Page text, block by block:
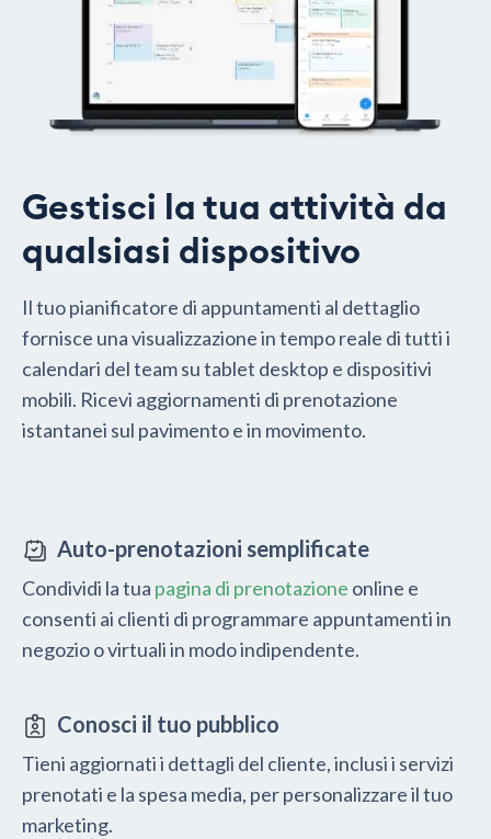
Gestisci la tua attività da
qualsiasi dispositivo
Il tuo pianificatore di appuntamenti al dettaglio
fornisce una visualizzazione in tempo reale di tutti i
calendari del team su tablet desktop e dispositivi
mobili. Ricevi aggiornamenti di prenotazione
istantanei sul pavimento e in movimento.
Auto-prenotazioni semplificate
Condividi la tua pagina di prenotazione online e
consenti ai clienti di programmare appuntamenti in
negozio o virtuali in modo indipendente.
Conosci il tuo pubblico
Tieni aggiornati i dettagli del cliente, inclusi i servizi
prenotati e la spesa media, per personalizzare il tuo
marketing.